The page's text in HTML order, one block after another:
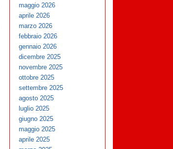
maggio 2026
aprile 2026
marzo 2026
febbraio 2026
gennaio 2026
dicembre 2025
novembre 2025
ottobre 2025
settembre 2025
agosto 2025
luglio 2025
giugno 2025
maggio 2025
aprile 2025